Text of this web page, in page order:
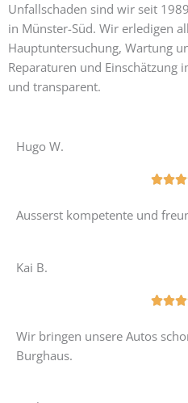
Unfallschaden sind wir seit
in Münster-Süd. Wir erledigen
Hauptuntersuchung, Wartung
Reparaturen und Einschätzung
und transparent.
Hugo W.

Ausserst kompetente und
Kai B.

Wir bringen unsere Autos
Burghaus.